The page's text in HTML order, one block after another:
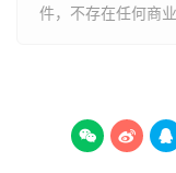
件，不存在任何商
  